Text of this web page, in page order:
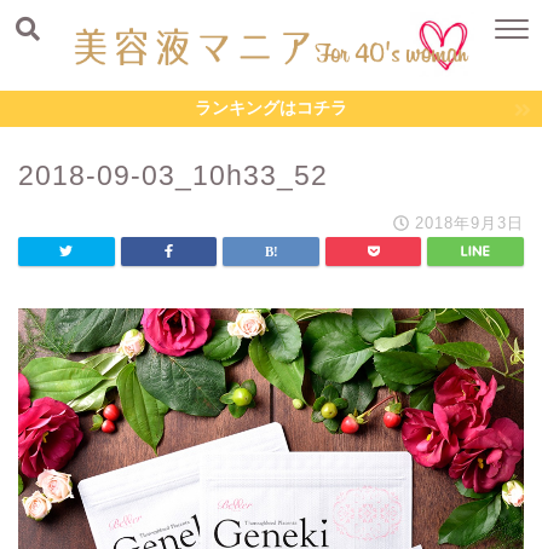
ランキングはコチラ
2018-09-03_10h33_52
2018年9月3日